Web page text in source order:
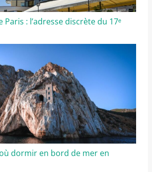
Paris : l’adresse discrète du 17ᵉ
dormir en bord de mer en